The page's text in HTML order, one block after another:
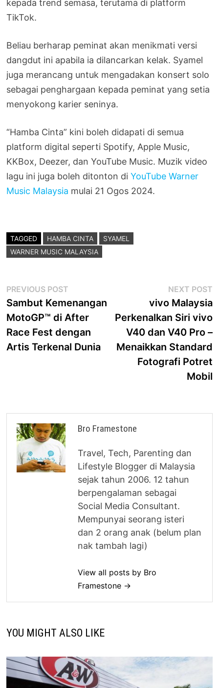
kepada trend semasa, terutama di platform
TikTok.
Beliau berharap peminat akan menikmati versi
dangdut ini apabila ia dilancarkan kelak. Syamel
juga merancang untuk mengadakan konsert solo
sebagai penghargaan kepada peminat yang setia
menyokong karier seninya.
“Hamba Cinta” kini boleh didapati di semua
platform digital seperti Spotify, Apple Music,
KKBox, Deezer, dan YouTube Music. Muzik video
lagu ini juga boleh ditonton diYouTube Warner
Music Malaysia mulai 21 Ogos 2024.
TAGGED HAMBA CINTA
SYAMEL
WARNER MUSIC MALAYSIA
Post
navigation
PREVIOUS POST
post:
Sambut Kemenangan
MotoGP™ di After
Race Fest dengan
Artis Terkenal Dunia
NEXT POST
vivo Malaysia
Perkenalkan Siri vivo
V40 dan V40 Pro –
Menaikkan Standard
Fotografi Potret
Mobil
Bro Framestone
Travel, Tech, Parenting dan
Lifestyle Blogger di Malaysia
sejak tahun 2006. 12 tahun
berpengalaman sebagai
Social Media Consultant.
Mempunyai seorang isteri
dan 2 orang anak (belum plan
nak tambah lagi)
View all posts by Bro
Framestone →
YOU MIGHT ALSO LIKE